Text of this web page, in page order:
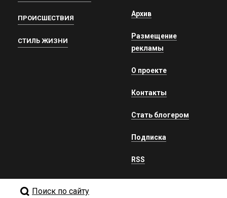
ПРОИСШЕСТВИЯ
СТИЛЬ ЖИЗНИ
Архив
Размещение
рекламы
О проекте
Контакты
Стать блогером
Подписка
RSS
Поиск по сайту